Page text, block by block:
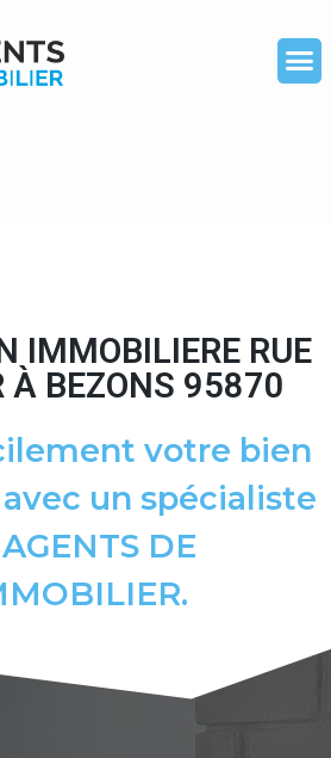
IMMOBILIERE RUE
À BEZONS 95870
votre bien
un spécialiste
DE